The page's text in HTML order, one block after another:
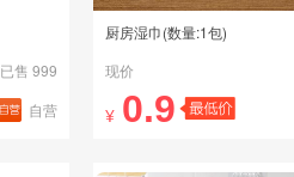
已售 999
自营
厨房湿巾(数量:1包)
现价
¥ 0.9